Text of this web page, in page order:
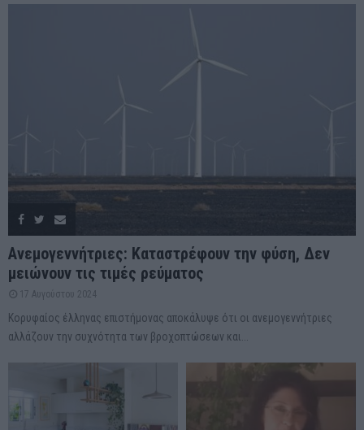
Ανεμογεννήτριες: Καταστρέφουν την φύση, Δεν
μειώνουν τις τιμές ρεύματος
17 Αυγούστου 2024
Κορυφαίος έλληνας επιστήμονας αποκάλυψε ότι οι ανεμογεννήτριες
αλλάζουν την συχνότητα των βροχοπτώσεων και...